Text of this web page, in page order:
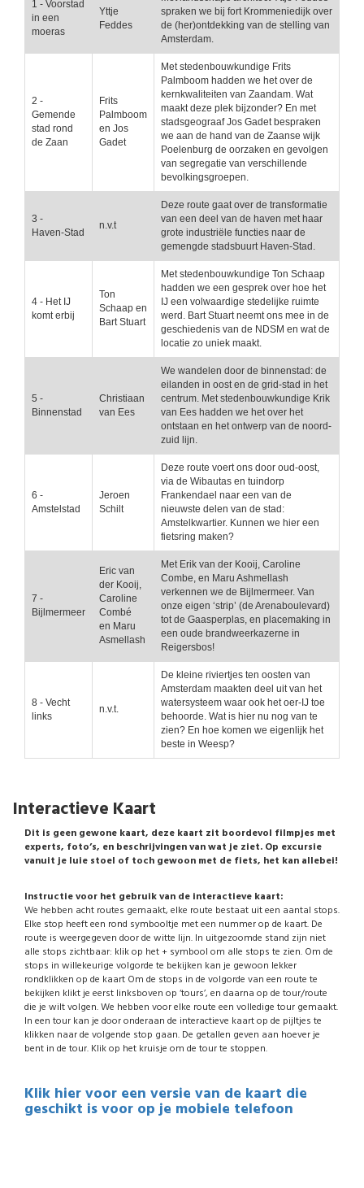
1 - Voorstad
in een
moeras
Yttje
Feddes
spraken we bij fort Krommeniedijk over
de (her)ontdekking van de stelling van
Amsterdam.
2 -
Gemende
stad rond
de Zaan
Frits
Palmboom
en Jos
Gadet
Met stedenbouwkundige Frits
Palmboom hadden we het over de
kernkwaliteiten van Zaandam. Wat
maakt deze plek bijzonder? En met
stadsgeograaf Jos Gadet bespraken
we aan de hand van de Zaanse wijk
Poelenburg de oorzaken en gevolgen
van segregatie van verschillende
bevolkingsgroepen.
3 -
Haven-Stad
n.v.t
Deze route gaat over de transformatie
van een deel van de haven met haar
grote industriële functies naar de
gemengde stadsbuurt Haven-Stad.
4 - Het IJ
komt erbij
Ton
Schaap en
Bart Stuart
Met stedenbouwkundige Ton Schaap
hadden we een gesprek over hoe het
IJ een volwaardige stedelijke ruimte
werd. Bart Stuart neemt ons mee in de
geschiedenis van de NDSM en wat de
locatie zo uniek maakt.
5 -
Binnenstad
Christiaan
van Ees
We wandelen door de binnenstad: de
eilanden in oost en de grid-stad in het
centrum. Met stedenbouwkundige Krik
van Ees hadden we het over het
ontstaan en het ontwerp van de noord-
zuid lijn.
6 -
Amstelstad
Jeroen
Schilt
Deze route voert ons door oud-oost,
via de Wibautas en tuindorp
Frankendael naar een van de
nieuwste delen van de stad:
Amstelkwartier. Kunnen we hier een
fietsring maken?
7 -
Bijlmermeer
Eric van
der Kooij,
Caroline
Combé
en Maru
Asmellash
Met Erik van der Kooij, Caroline
Combe, en Maru Ashmellash
verkennen we de Bijlmermeer. Van
onze eigen ‘strip’ (de Arenaboulevard)
tot de Gaasperplas, en placemaking in
een oude brandweerkazerne in
Reigersbos!
8 - Vecht
links
n.v.t.
De kleine riviertjes ten oosten van
Amsterdam maakten deel uit van het
watersysteem waar ook het oer-IJ toe
behoorde. Wat is hier nu nog van te
zien? En hoe komen we eigenlijk het
beste in Weesp?
Interactieve Kaart
Dit is geen gewone kaart, deze kaart zit boordevol filmpjes met
experts, foto’s, en beschrijvingen van wat je ziet. Op excursie
vanuit je luie stoel of toch gewoon met de fiets, het kan allebei!
Instructie voor het gebruik van de interactieve kaart:
We hebben acht routes gemaakt, elke route bestaat uit een aantal stops.
Elke stop heeft een rond symbooltje met een nummer op de kaart. De
route is weergegeven door de witte lijn. In uitgezoomde stand zijn niet
alle stops zichtbaar: klik op het + symbool om alle stops te zien. Om de
stops in willekeurige volgorde te bekijken kan je gewoon lekker
rondklikken op de kaart Om de stops in de volgorde van een route te
bekijken klikt je eerst linksboven op ‘tours’, en daarna op de tour/route
die je wilt volgen. We hebben voor elke route een volledige tour gemaakt.
In een tour kan je door onderaan de interactieve kaart op de pijltjes te
klikken naar de volgende stop gaan. De getallen geven aan hoever je
bent in de tour. Klik op het kruisje om de tour te stoppen.
Klik hier voor een versie van de kaart die
geschikt is voor op je mobiele telefoon